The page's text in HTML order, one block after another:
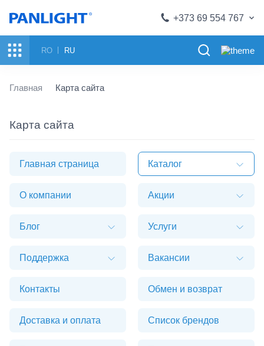
+373 69 554 767
RO RU
Главная Карта сайта
Карта сайта
Главная страница Каталог
О компании Акции
Блог Услуги
Поддержка Вакансии
Контакты Обмен и возврат
Доставка и оплата Список брендов